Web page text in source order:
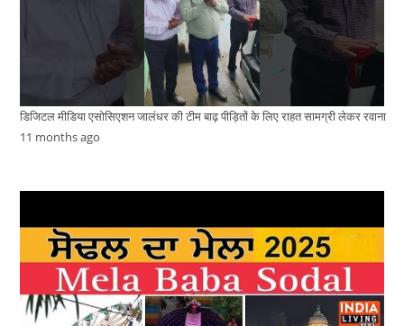
डिजिटल मीडिया एसोसिएशन जालंधर की टीम बाढ़ पीड़ितों के लिए राहत सामग्री लेकर रवाना
11 months ago